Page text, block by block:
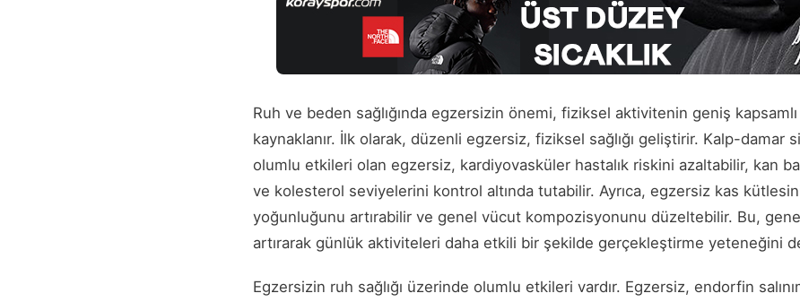
Ruh ve beden sağlığında egzersizin önemi, fiziksel aktivitenin geniş kapsamlı
kaynaklanır. İlk olarak, düzenli egzersiz, fiziksel sağlığı geliştirir. Kalp-damar
olumlu etkileri olan egzersiz, kardiyovasküler hastalık riskini azaltabilir, kan
ve kolesterol seviyelerini kontrol altında tutabilir. Ayrıca, egzersiz kas
yoğunluğunu artırabilir ve genel vücut kompozisyonunu düzeltebilir. Bu,
artırarak günlük aktiviteleri daha etkili bir şekilde gerçekleştirme yeteneğini
Egzersizin ruh sağlığı üzerinde olumlu etkileri vardır. Egzersiz, endorfin